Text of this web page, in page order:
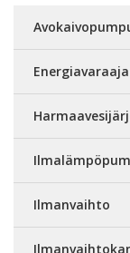
Ilmanvaihto